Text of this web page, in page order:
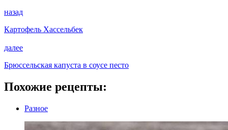
назад
Картофель Хассельбек
далее
Брюссельская капуста в соусе песто
Похожие рецепты:
Разное